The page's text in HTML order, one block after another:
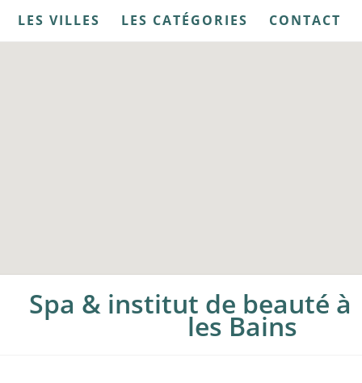
LES VILLES LES CATÉGORIES CONTACT
Spa & institut de beauté
les Bains